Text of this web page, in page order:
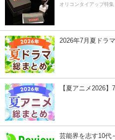
オリコンタイアップ特集
2026年7月夏ドラ
【夏アニメ2026
芸能界を志す10代